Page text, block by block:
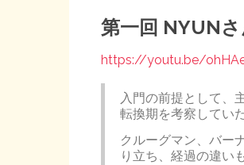
第一回 NYUNさ
https://youtu.be/
入門の前提として、
転換期を考察してい
クルーグマン、バー
り立ち、経過の違い